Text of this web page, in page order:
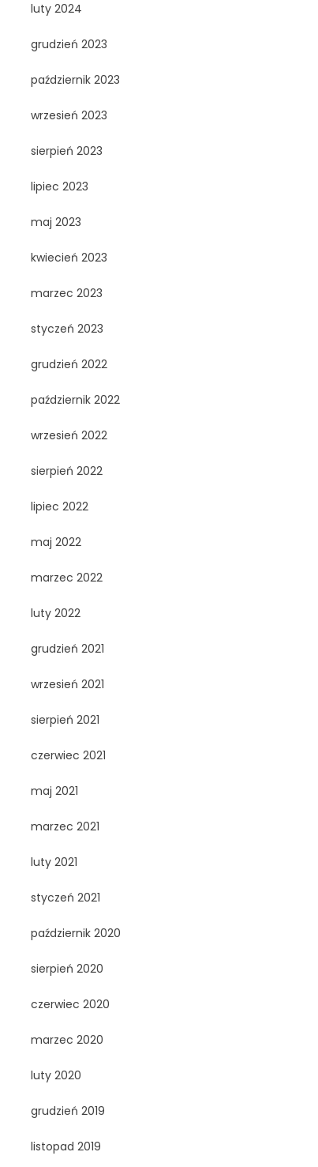
luty 2024
grudzień 2023
październik 2023
wrzesień 2023
sierpień 2023
lipiec 2023
maj 2023
kwiecień 2023
marzec 2023
styczeń 2023
grudzień 2022
październik 2022
wrzesień 2022
sierpień 2022
lipiec 2022
maj 2022
marzec 2022
luty 2022
grudzień 2021
wrzesień 2021
sierpień 2021
czerwiec 2021
maj 2021
marzec 2021
luty 2021
styczeń 2021
październik 2020
sierpień 2020
czerwiec 2020
marzec 2020
luty 2020
grudzień 2019
listopad 2019